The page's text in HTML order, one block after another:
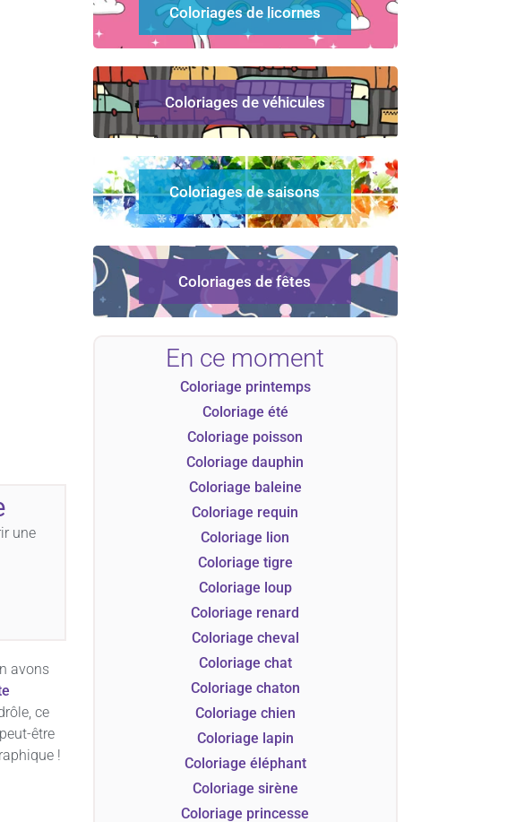
une
avons
ce
être
!
Coloriages de licornes
Coloriages de véhicules
Coloriages de saisons
Coloriages de fêtes
En ce moment
Coloriage printemps
Coloriage été
Coloriage poisson
Coloriage dauphin
Coloriage baleine
Coloriage requin
Coloriage lion
Coloriage tigre
Coloriage loup
Coloriage renard
Coloriage cheval
Coloriage chat
Coloriage chaton
Coloriage chien
Coloriage lapin
Coloriage éléphant
Coloriage sirène
Coloriage princesse